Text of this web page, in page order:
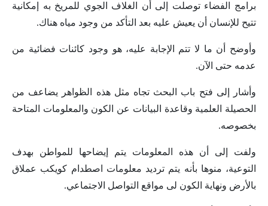
برامج الفضاء توصلت إلى أن الغلاف الجوي للمريخ به إمكانية
تتيح للإنسان أن يعيش عليه بعد التأكد من وجود مياه هناك.
وأوضح أن ما لا تتم الإجابة عليه، هو وجود كائنات فضائية من
عدمه حتى الآن.
وأشار إلى فتح باب البحث تجاه مثل هذه الظواهر يضاعف من
الحصيلة العلمية وقاعدة البيانات عن الكون والمعلومات المتاحة
بخصوصه.
ولفت إلى أن هذه المعلومات يتم إيضاحها للمواطن بهدف
التوعية، منوها بأنه يتم ترديد معلومات اصطدام كويكب عملاق
بالأرض ونهاية الكون لى مواقع التواصل الاجتماعي.